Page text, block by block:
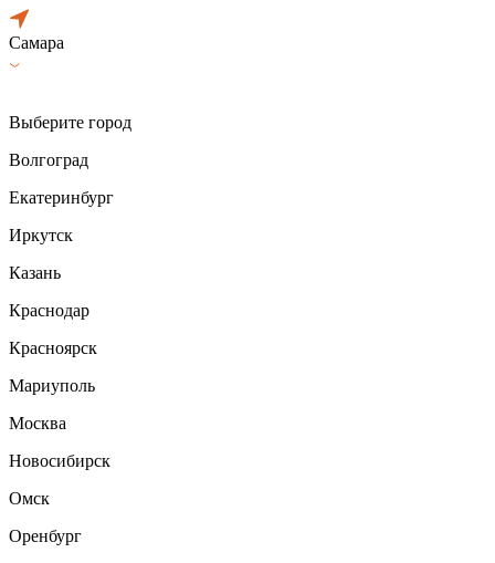
Самара
Выберите город
Волгоград
Екатеринбург
Иркутск
Казань
Краснодар
Красноярск
Мариуполь
Москва
Новосибирск
Омск
Оренбург